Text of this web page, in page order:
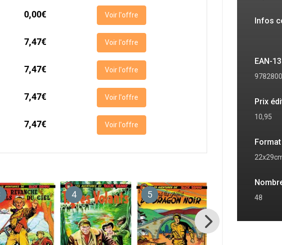
0,00€ Voir l'offre
7,47€ Voir l'offre
7,47€ Voir l'offre
7,47€ Voir l'offre
7,47€ Voir l'offre
4 5
Infos
EAN-13
Prix
10,95
Format
48